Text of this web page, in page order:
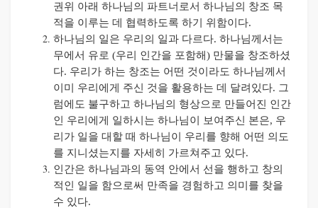
권위 아래 하나님의 파트너로서 하나님의 창조 목
적을 이루는 데 협력하도록 하기 위함이다.
하나님의 일은 우리의 일과 다르다. 하나님께서는
무에서 유로 (우리 인간을 포함해) 만물을 창조하셨
다. 우리가 하는 창조는 어떤 것이라도 하나님께서
이미 우리에게 주신 것을 활용하는 데 달려있다. 그
럼에도 불구하고 하나님의 형상으로 만들어진 인간
인 우리에게 일하시는 하나님이 보여주신 본은, 우
리가 일을 대할 때 하나님이 우리를 향해 어떤 의도
를 지니셨는지를 자세히 가르쳐주고 있다.
인간은 하나님과의 동역 안에서 선을 행하고 창의
적인 일을 함으로써 만족을 경험하고 의미를 찾을
수 있다.